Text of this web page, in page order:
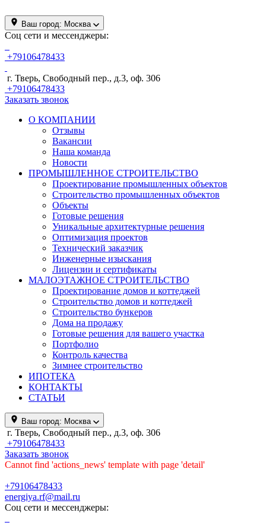
Ваш город: Москва
Соц сети и мессенджеры:
+79106478433
г. Тверь, Свободный пер., д.3, оф. 306
+79106478433
Заказать звонок
О КОМПАНИИ
Отзывы
Вакансии
Наша команда
Новости
ПРОМЫШЛЕННОЕ СТРОИТЕЛЬСТВО
Проектирование промышленных объектов
Строительство промышленных объектов
Объекты
Готовые решения
Уникальные архитектурные решения
Оптимизация проектов
Технический заказчик
Инженерные изыскания
Лицензии и сертификаты
МАЛОЭТАЖНОЕ СТРОИТЕЛЬСТВО
Проектирование домов и коттеджей
Строительство домов и коттеджей
Строительство бункеров
Дома на продажу
Готовые решения для вашего участка
Портфолио
Контроль качества
Зимнее строительство
ИПОТЕКА
КОНТАКТЫ
СТАТЬИ
Ваш город: Москва
г. Тверь, Свободный пер., д.3, оф. 306
+79106478433
Заказать звонок
Cannot find 'actions_news' template with page 'detail'
+79106478433
energiya.rf@mail.ru
Соц сети и мессенджеры: